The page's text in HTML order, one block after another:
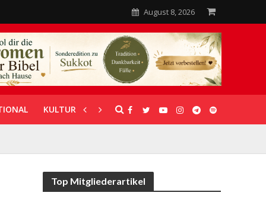
August 8, 2026
KULTUR UNTERSTÜTZUNG
Top Mitgliederartikel